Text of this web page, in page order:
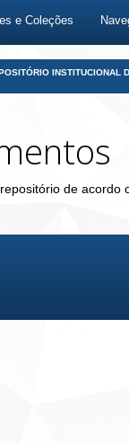
e Coleções
INSTITUCIONAL
de acordo